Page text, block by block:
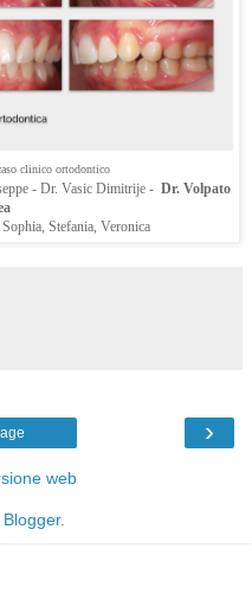
clinico ortodontico
- Dr. Vasic Dimitrije - Dr. Volpato
Stefania, Veronica
›
web
Blogger.